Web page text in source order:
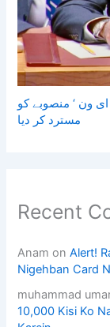
ای ون ‘ منصوبے کو
مسترد کر دیا
Recent
Anam onAlert!
Nigehban Card
muhammad
10,000 Kisi Ko